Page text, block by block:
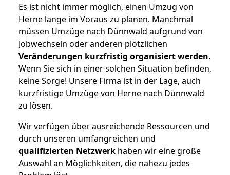
Es ist nicht immer möglich, einen Umzug von
Herne lange im Voraus zu planen. Manchmal
müssen Umzüge nach Dünnwald aufgrund von
Jobwechseln oder anderen plötzlichen
Veränderungen kurzfristig organisiert werden.
Wenn Sie sich in einer solchen Situation befinden,
keine Sorge! Unsere Firma ist in der Lage, auch
kurzfristige Umzüge von Herne nach Dünnwald
zu lösen.
Wir verfügen über ausreichende Ressourcen und
durch unseren umfangreichen und
qualifizierten Netzwerk haben wir eine große
Auswahl an Möglichkeiten, die nahezu jedes